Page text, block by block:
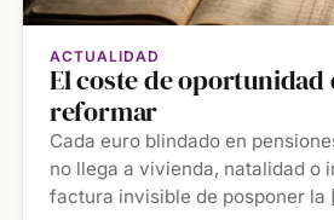
ACTUALIDAD
El coste de oportunidad
reformar
Cada euro blindado en
no llega a vivienda, natalidad o
factura invisible de posponer